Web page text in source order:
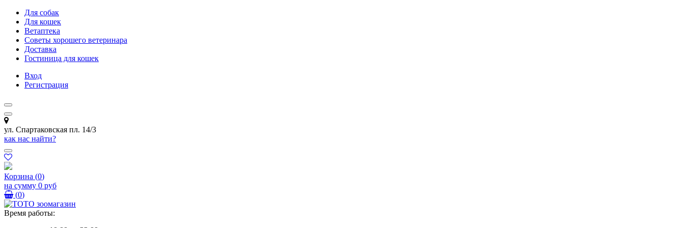
Для собак
Для кошек
Ветаптека
Советы хорошего ветеринара
Доставка
Гостиница для кошек
Вход
Регистрация
ул. Спартаковская пл. 14/3
как нас найти?
Корзина (0)
на сумму 0 руб
(0)
Время работы: